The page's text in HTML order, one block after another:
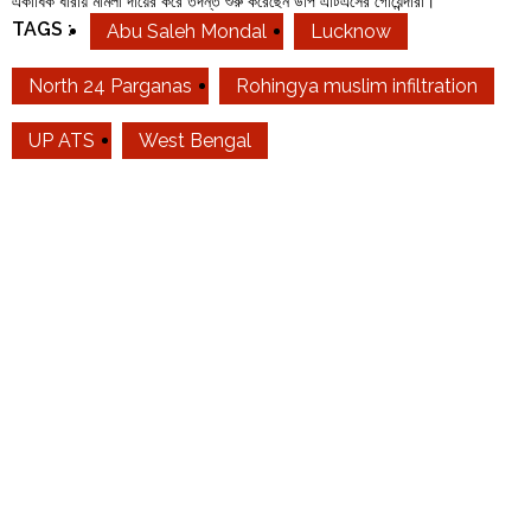
TAGS : Abu Saleh Mondal Lucknow
North 24 Parganas Rohingya muslim infiltration
UP ATS West Bengal